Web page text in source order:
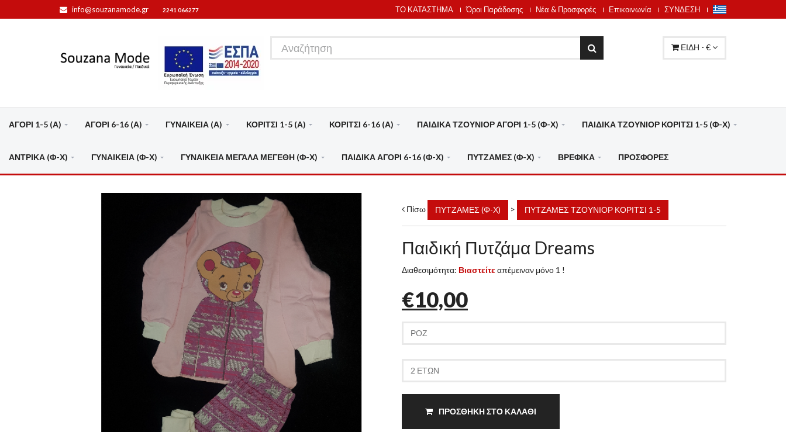
info@souzanamode.gr 2241 066277 ΤΟ ΚΑΤΑΣΤΗΜΑ Όροι Παράδοσης Νέα & Προσφορές Επικοινωνία ΣΥΝΔΕΣΗ
ΕΙΔΗ - €
ΑΓΟΡΙ 1-5 (Α) ΑΓΟΡΙ 6-16 (Α) ΓΥΝΑΙΚΕΙΑ (Α) ΚΟΡΙΤΣΙ 1-5 (Α) ΚΟΡΙΤΣΙ 6-16 (Α) ΠΑΙΔΙΚΑ ΤΖΟΥΝΙΟΡ ΑΓΟΡΙ 1-5 (Φ-Χ) ΠΑΙΔΙΚΑ ΤΖΟΥΝΙΟΡ ΚΟΡΙΤΣΙ 1-5 (Φ-Χ)
ΑΝΤΡΙΚΑ (Φ-Χ) ΓΥΝΑΙΚΕΙΑ (Φ-Χ) ΓΥΝΑΙΚΕΙΑ ΜΕΓΑΛΑ ΜΕΓΕΘΗ (Φ-Χ) ΠΑΙΔΙΚΑ ΑΓΟΡΙ 6-16 (Φ-Χ) ΠΥΤΖΑΜΕΣ (Φ-Χ) ΒΡΕΦΙΚΑ ΠΡΟΣΦΟΡΕΣ
Πίσω ΠΥΤΖΑΜΕΣ (Φ-Χ) > ΠΥΤΖΑΜΕΣ ΤΖΟΥΝΙΟΡ ΚΟΡΙΤΣΙ 1-5
Παιδική Πυτζάμα Dreams
Διαθεσιμότητα: Βιαστείτεαπέμειναν μόνο 1 !
€10,00
ΠΡΟΣΘΗΚΗ ΣΤΟ ΚΑΛΑΘΙ